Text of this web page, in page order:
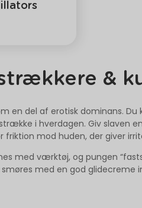
&
en del af erotisk dominans.
i hverdagen. Giv slaven
friktion mod huden, der giver
med værktøj, og pungen
smøres med en god